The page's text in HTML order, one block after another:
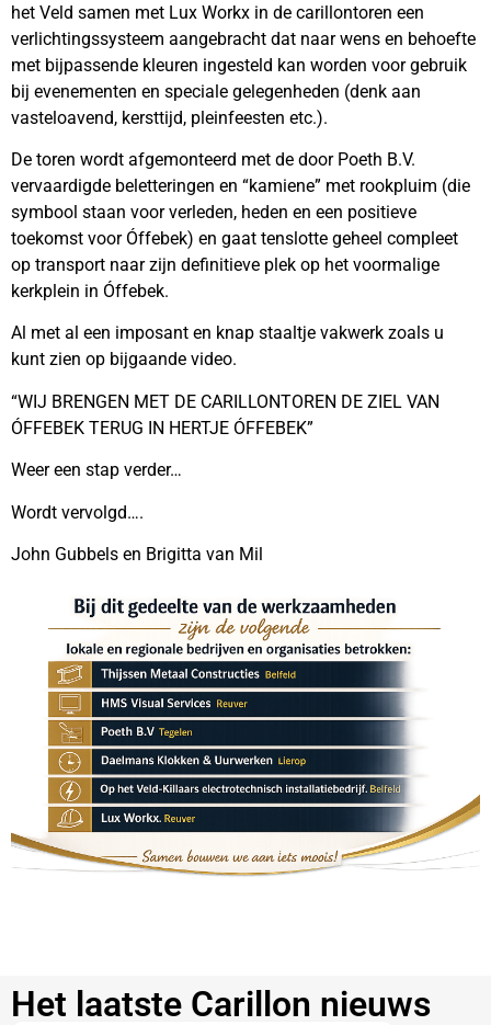
het Veld samen met Lux Workx in de carillontoren een
verlichtingssysteem aangebracht dat naar wens en behoefte
met bijpassende kleuren ingesteld kan worden voor gebruik
bij evenementen en speciale gelegenheden (denk aan
vasteloavend, kersttijd, pleinfeesten etc.).
De toren wordt afgemonteerd met de door Poeth B.V.
vervaardigde beletteringen en “kamiene” met rookpluim (die
symbool staan voor verleden, heden en een positieve
toekomst voor Óffebek) en gaat tenslotte geheel compleet
op transport naar zijn definitieve plek op het voormalige
kerkplein in Óffebek.
Al met al een imposant en knap staaltje vakwerk zoals u
kunt zien op bijgaande video.
“WIJ BRENGEN MET DE CARILLONTOREN DE ZIEL VAN
ÓFFEBEK TERUG IN HERTJE ÓFFEBEK”
Weer een stap verder…
Wordt vervolgd….
John Gubbels en Brigitta van Mil
Het laatste Carillon nieuws